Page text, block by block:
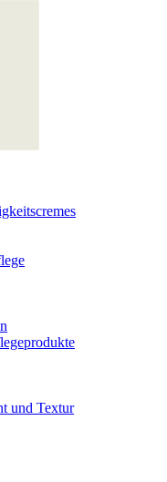
und Textur